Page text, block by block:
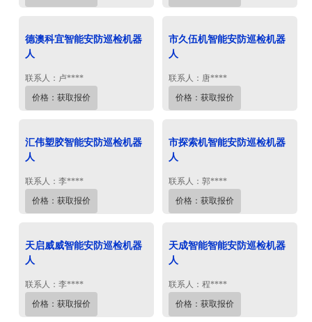
德澳科宜智能安防巡检机器
人
联系人：卢****
价格：获取报价
市久伍机智能安防巡检机器
人
联系人：唐****
价格：获取报价
汇伟塑胶智能安防巡检机器
人
联系人：李****
价格：获取报价
市探索机智能安防巡检机器
人
联系人：郭****
价格：获取报价
天启威威智能安防巡检机器
人
联系人：李****
价格：获取报价
天成智能智能安防巡检机器
人
联系人：程****
价格：获取报价